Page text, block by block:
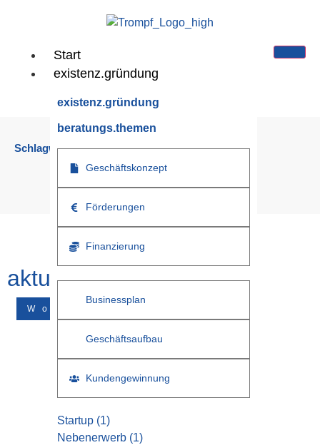
Start
existenz.gründung
existenz.gründung
beratungs.themen
Geschäftskonzept
Förderungen
Finanzierung
Businessplan
Geschäftsaufbau
Kundengewinnung
Startup (1)
Nebenerwerb (1)
Schlagwort:Erfinder
Sie sind hier: / Start / Tag / Erfinder
aktuelle.news
Workshop